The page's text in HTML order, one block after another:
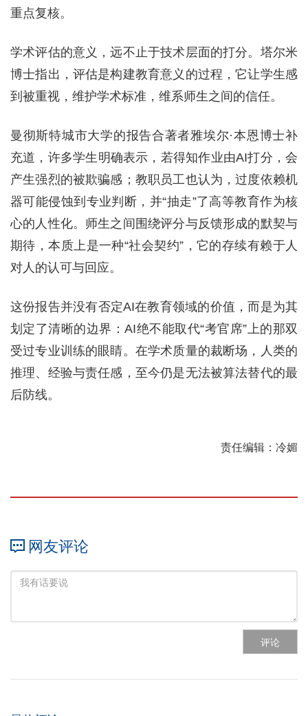
重点复核。
学术评估的意义，远不止于技术层面的打分。塔尔米
博士指出，评估是构建教育意义的过程，它让学生感
到被重视，维护学术标准，维系师生之间的信任。
曼彻斯特城市大学的报告合著者雅埃尔·本恩博士补
充道，许多学生明确表示，若得知作业由AI打分，会
产生强烈的被欺骗感；教职员工也认为，过度依赖机
器可能侵蚀到专业判断，并“抽走”了高等教育作为核
心的人性化。师生之间围绕评分与反馈形成的默契与
期待，本质上是一种“社会契约”，它的存续有赖于人
对人的认可与回应。
这份报告并没有否定AI在教育领域的价值，而是为其
划定了清晰的边界：AI绝不能取代“考官席”上的那双
受过专业训练的眼睛。在学术质量的裁断场，人类的
推理、经验与责任感，至今仍是无法被算法替代的最
后防线。
责任编辑：冷媚
网友评论
评论